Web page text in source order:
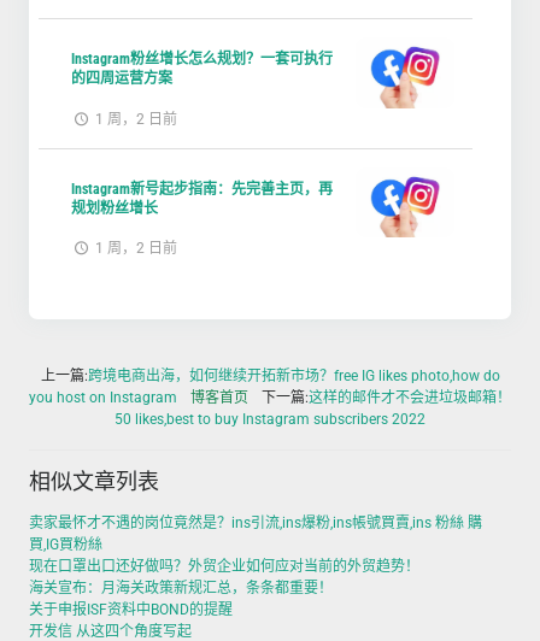
Instagram粉丝增长怎么规划？一套可执行
的四周运营方案
1 周，2 日前
Instagram新号起步指南：先完善主页，再
规划粉丝增长
1 周，2 日前
上一篇:跨境电商出海，如何继续开拓新市场？free IG likes photo,how do
you host on Instagram
博客首页 下一篇:这样的邮件才不会进垃圾邮箱！
50 likes,best to buy Instagram subscribers 2022
相似文章列表
卖家最怀才不遇的岗位竟然是？ins引流,ins爆粉,ins帳號買賣,ins 粉絲 購
買,IG買粉絲
现在口罩出口还好做吗？外贸企业如何应对当前的外贸趋势！
海关宣布：月海关政策新规汇总，条条都重要！
关于申报ISF资料中BOND的提醒
开发信 从这四个角度写起